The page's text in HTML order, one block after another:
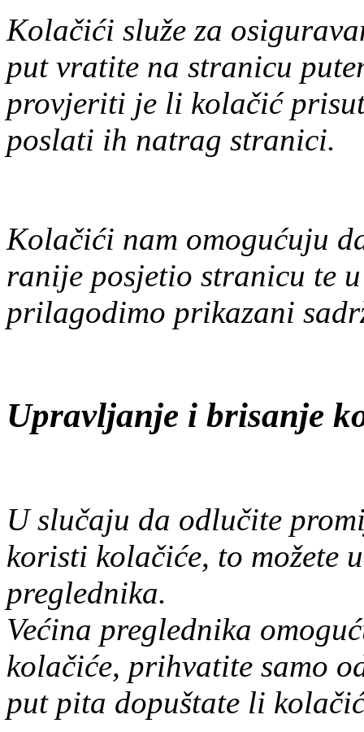
Kolačići služe za
put vratite na stranicu
provjeriti je li kolačić
poslati ih natrag stranici.
Kolačići nam omogućuju
ranije posjetio stranicu te
prilagodimo prikazani
Upravljanje i brisanje
U slučaju da odlučite
koristi kolačiće, to možete
preglednika.
Većina preglednika
kolačiće, prihvatite samo
put pita dopuštate li